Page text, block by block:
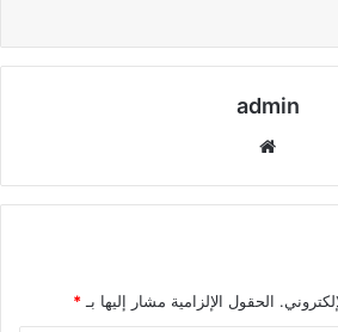
admin
الحقول الإلزامية مشار إليها بـ *